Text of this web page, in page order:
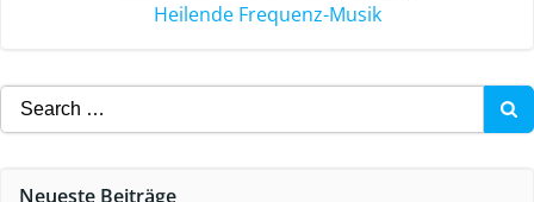
Heilende Frequenz-Musik
Neueste Beiträge